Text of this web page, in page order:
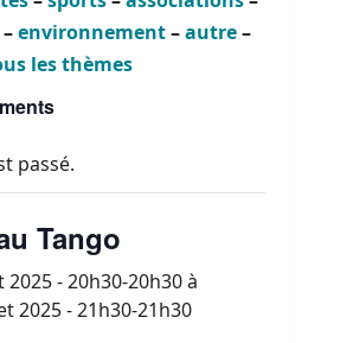
–environnement–autre–
les thèmes
passé.
Tango
- 20h30-20h30à
2025 - 21h30-21h30